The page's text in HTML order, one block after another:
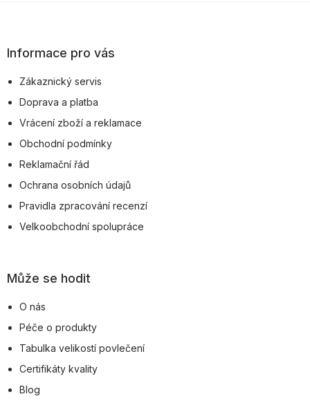
pInformace pro vás
Zákaznický servis
Doprava a platba
Vrácení zboží a reklamace
Obchodní podmínky
Reklamační řád
Ochrana osobních údajů
Pravidla zpracování recenzí
Velkoobchodní spolupráce
Může se hodit
O nás
Péče o produkty
Tabulka velikostí povlečení
Certifikáty kvality
Blog